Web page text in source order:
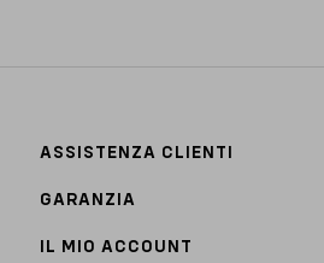
ASSISTENZA CLIENTI
GARANZIA
IL MIO ACCOUNT